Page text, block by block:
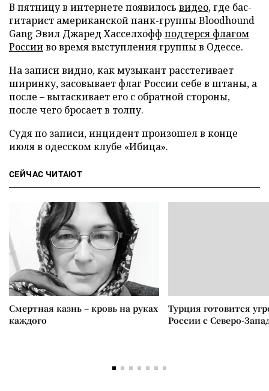
В пятницу в интернете появилось видео, где бас-
гитарист американской панк-группы Bloodhound
Gang Эвил Джаред Хасселхофф подтерся флагом
Россииво время выступления группы в Одессе.
На записи видно, как музыкант расстегивает
ширинку, засовывает флаг России себе в штаны, а
после – вытаскивает его с обратной стороны,
после чего бросает в толпу.
Судя по записи, инцидент произошел в конце
июля в одесском клубе «Ибица».
СЕЙЧАС ЧИТАЮТ
Смертная казнь – кровь на руках
каждого
Турция готовится
России с Северо-